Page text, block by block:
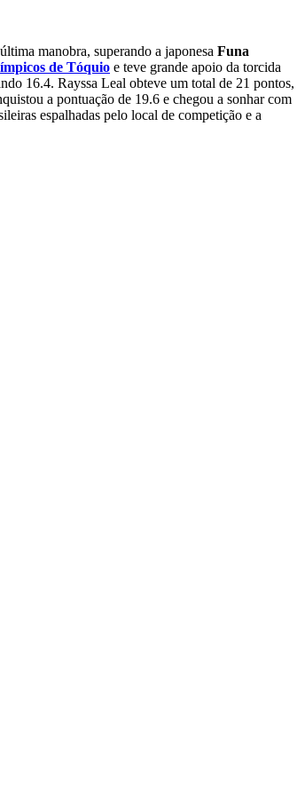
manobra, superando a japonesa Funa
de Tóquio e teve grande apoio da torcida
16.4. Rayssa Leal obteve um total de 21 pontos,
a pontuação de 19.6 e chegou a sonhar com
espalhadas pelo local de competição e a